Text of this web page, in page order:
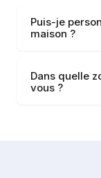
Puis-je
maison ?
Dans quelle
vous ?